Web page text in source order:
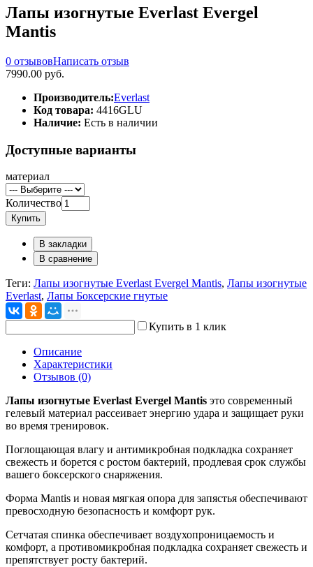
Лапы изогнутые Everlast Evergel
Mantis
0 отзывовНаписать отзыв
7990.00 руб.
Производитель:Everlast
Код товара: 4416GLU
Наличие: Есть в наличии
Доступные варианты
материал
Количество
Купить
В закладки
В сравнение
Теги: Лапы изогнутые Everlast Evergel Mantis, Лапы изогнутые
Everlast, Лапы Боксерские гнутые
Купить в 1 клик
Описание
Характеристики
Отзывов (0)
Лапы изогнутые Everlast Evergel Mantis это современный
гелевый материал рассеивает энергию удара и защищает руки
во время тренировок.
Поглощающая влагу и антимикробная подкладка сохраняет
свежесть и борется с ростом бактерий, продлевая срок службы
вашего боксерского снаряжения.
Форма Mantis и новая мягкая опора для запястья обеспечивают
превосходную безопасность и комфорт рук.
Сетчатая спинка обеспечивает воздухопроницаемость и
комфорт, а противомикробная подкладка сохраняет свежесть и
препятствует росту бактерий.